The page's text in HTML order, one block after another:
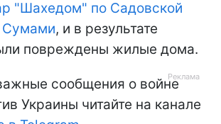
"Шахедом" по Садовской
Сумами, и в результате
повреждены жилые дома.
сообщения о войне
Украины читайте на канале